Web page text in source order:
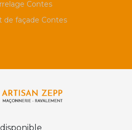
Contes
façade Contes